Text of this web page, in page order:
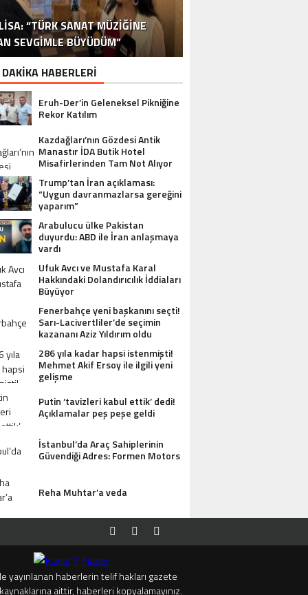
“TÜRK SANAT MÜZIĞINE
SEVGIMLE BÜYÜDÜM”
İSPANYA SAĞLIK TURIZMINDE 2026
HEDEFLERINI BÜYÜTÜYOR
DR. ALI YÜKSELOĞLU, TÜRKIYE’NIN
2026 SAĞLIK TURIZMI VIZYONUNU
AÇIKLADI
“YAPIMCI MUSTAFA USLU HAKKINDA
SUÇ DUYURUSU”
YÖNETMEN MURAT UYGUR’DAN
ULUSLARARASI AKSIYON FILMI
YAPIMCI MUSTAFA USLU VE EŞI
HAKKINDA UYUŞTURUCU ŞIKÂYETI
İSTANBUL’DAN BINGÖL’E 3 MILYON
TL’LIK GÖNÜL KÖPRÜSÜ
TURIZM SEKTÖRÜNÜN DENEYIMLI
İSMI: FATIH ERSÜ
MUSTAFA USLU HAKKINDAKI
SORUŞTURMADA SESSIZLIK TEPKI
ÇEKIYOR
OYUNCU SINAN ÇALIŞKANOĞLU
KARAKOLLUK OLDU
HABERLERİ
Eruh-Der’in Geleneksel Pikniğine
Rekor Katılım
Kazdağları’nın Gözdesi Antik
Manastır İDA Butik Hotel
Misafirlerinden Tam Not Alıyor
Trump’tan İran açıklaması:
“Uygun davranmazlarsa gereğini
yaparım”
Arabulucu ülke Pakistan
duyurdu: ABD ile İran anlaşmaya
vardı
Ufuk Avcı ve Mustafa Karal
Hakkındaki Dolandırıcılık İddiaları
Büyüyor
Fenerbahçe yeni başkanını seçti!
Sarı-Lacivertliler’de seçimin
kazananı Aziz Yıldırım oldu
286 yıla kadar hapsi istenmişti!
Mehmet Akif Ersoy ile ilgili yeni
gelişme
Putin ‘tavizleri kabul ettik’ dedi!
Açıklamalar peş peşe geldi
İstanbul’da Araç Sahiplerinin
Güvendiği Adres: Formen Motors
Reha Muhtar’a veda
yayınlanan haberlerin telif hakları gazete
aittir, haberleri kopyalamayınız.